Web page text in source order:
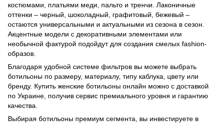
костюмами, платьями меди, пальто и тренчи. Лаконичные
оттенки – черный, шоколадный, графитовый, бежевый –
остаются универсальными и актуальными из сезона в сезон.
Акцентные модели с декоративными элементами или
необычной фактурой подойдут для создания смелых fashion-
образов.
Благодаря удобной системе фильтров вы можете выбрать
ботильоны по размеру, материалу, типу каблука, цвету или
бренду. Купить женские ботильоны онлайн можно с доставкой
по Украине, получив сервис премиального уровня и гарантию
качества.
Выбирая ботильоны премиум сегмента, вы инвестируете в